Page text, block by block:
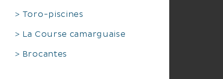
Toro-piscines
La Course camarguaise
Brocantes